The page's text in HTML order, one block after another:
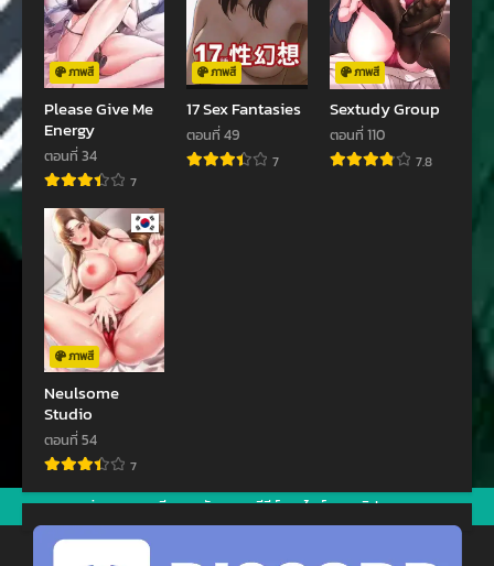
ภาพสี
Please Give Me
Energy
ตอนที่ 34
7
ภาพสี
17 Sex Fantasies
ตอนที่ 49
7
ภาพสี
Sextudy Group
ตอนที่ 110
7.8
ภาพสี
Neulsome
Studio
ตอนที่ 54
7
jav xxxจีน มังงะ ซีรีย์ออนไลน์ คลิปหลุด